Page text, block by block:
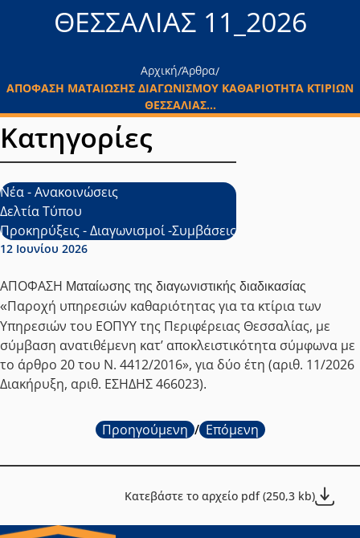
ΘΕΣΣΑΛΙΑΣ 11_2026
Αρχική/Άρθρα/
ΑΠΟΦΑΣΗ ΜΑΤΑΙΩΣΗΣ ΔΙΑΓΩΝΙΣΜΟΥ ΚΑΘΑΡΙΟΤΗΤΑ ΚΤΙΡΙΩΝ
ΘΕΣΣΑΛΙΑΣ...
Ημερομηνία δημοσίευσης:
12 Ιουνίου 2026
ΑΠΟΦΑΣΗ Ματαίωσης της διαγωνιστικής διαδικασίας
«Παροχή υπηρεσιών καθαριότητας για τα κτίρια των
Υπηρεσιών του ΕΟΠΥΥ της Περιφέρειας Θεσσαλίας, με
σύμβαση ανατιθέμενη κατ’ αποκλειστικότητα σύμφωνα με
το άρθρο 20 του Ν. 4412/2016», για δύο έτη (αριθ. 11/2026
Διακήρυξη, αριθ. ΕΣΗΔΗΣ 466023).
Προηγούμενη / Επόμενη
Κατεβάστε το αρχείο pdf (250,3 kb)
Κατηγορίες
Νέα - Ανακοινώσεις
Δελτία Τύπου
Προκηρύξεις - Διαγωνισμοί -Συμβάσεις